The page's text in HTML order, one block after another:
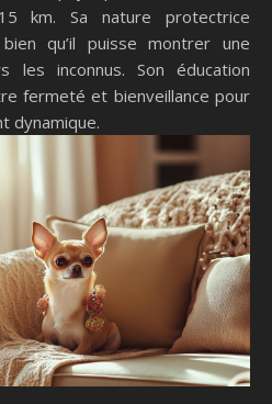
km. Sa nature protectrice
qu’il puisse montrer une
les inconnus. Son éducation
fermeté et bienveillance pour
dynamique.